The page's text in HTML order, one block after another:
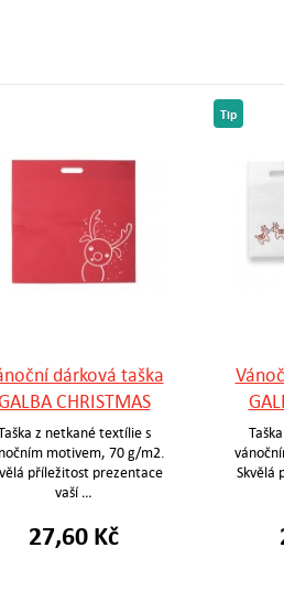
dárková taška
CHRISTMAS
z netkané textílie s
motivem, 70 g/m2.
příležitost prezentace
vaší …
27,60 Kč
Tip
Skvělá